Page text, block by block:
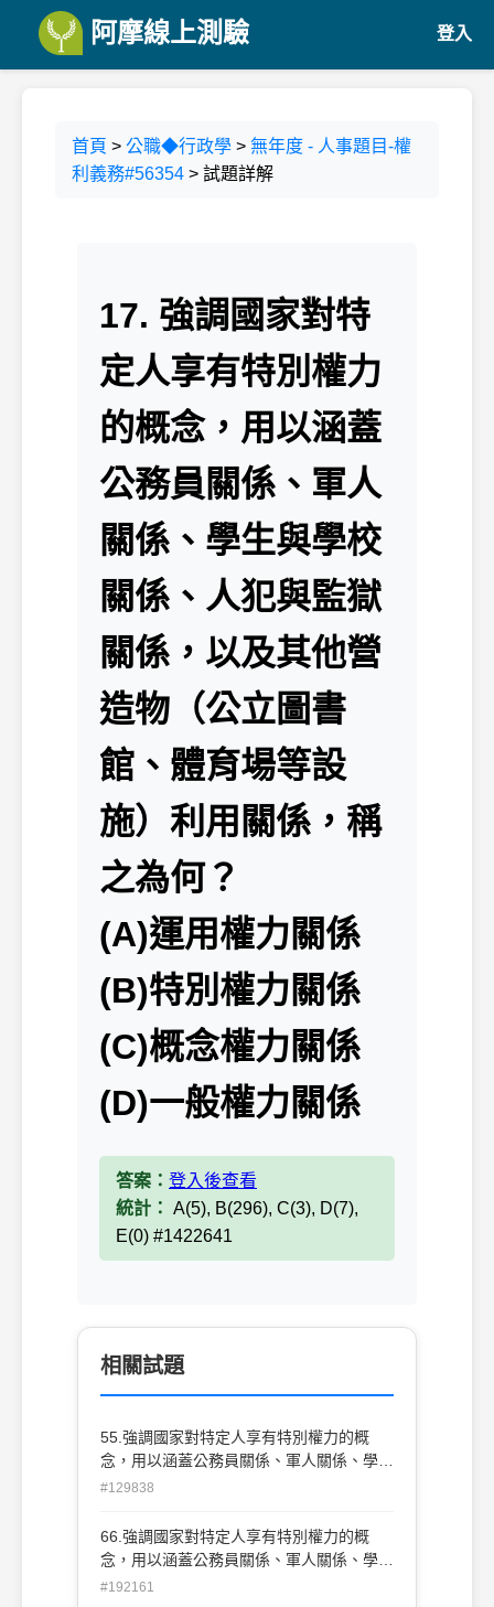
阿摩線上測驗 登入
首頁 > 公職◆行政學 > 無年度 - 人事題目-權
利義務#56354 > 試題詳解
17. 強調國家對特
定人享有特別權力
的概念，用以涵蓋
公務員關係、軍人
關係、學生與學校
關係、人犯與監獄
關係，以及其他營
造物（公立圖書
館、體育場等設
施）利用關係，稱
之為何？
(A)運用權力關係
(B)特別權力關係
(C)概念權力關係
(D)一般權力關係
答案： 登入後查看
統計： A(5), B(296), C(3), D(7),
E(0) #1422641
相關試題
55.強調國家對特定人享有特別權力的概
念，用以涵蓋公務員關係、軍人關係、學生
與學校關 係、人犯與監獄關係，以及其他
關係，稱之為何？(A)運用權力關係(B)特別
權力關係(C)概念權力關係(D)一般權力關係
#129838
66.強調國家對特定人享有特別權力的概
念，用以涵蓋公務員關係、軍人關係、學生
與學校關係，以及人犯與監獄關係等，稱之
#192161